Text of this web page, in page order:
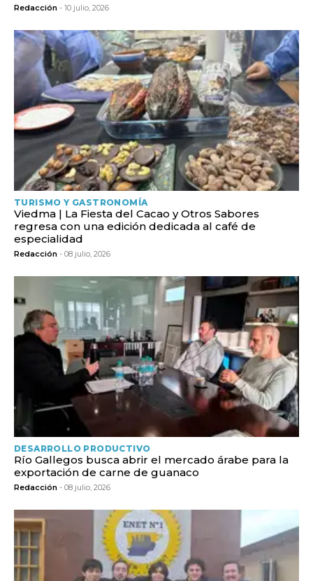
Redacción - 10 julio, 2026
TURISMO Y GASTRONOMÍA
Viedma | La Fiesta del Cacao y Otros Sabores
regresa con una edición dedicada al café de
especialidad
Redacción - 08 julio, 2026
DESARROLLO PRODUCTIVO
Río Gallegos busca abrir el mercado árabe para la
exportación de carne de guanaco
Redacción - 08 julio, 2026